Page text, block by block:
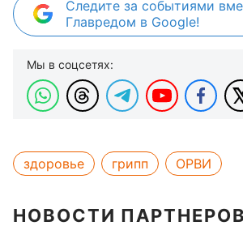
Следите за событиями
Главредом в Google!
Мы в соцсетях:
здоровье грипп ОРВИ
НОВОСТИ ПАРТНЕРОВ